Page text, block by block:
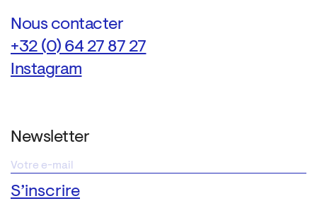
Nous contacter
+32 (0) 64 27 87 27
Instagram
Newsletter